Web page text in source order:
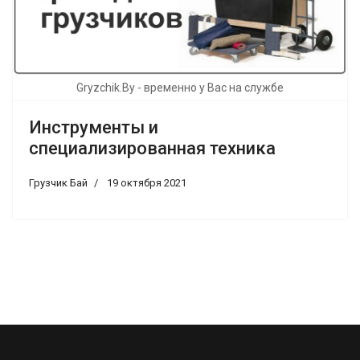
Gryzchik.By - временно у Вас на службе
Инструменты и
специализированная техника
Грузчик Бай 19 октября 2021